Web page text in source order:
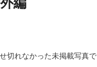
切れなかった未掲載写真で